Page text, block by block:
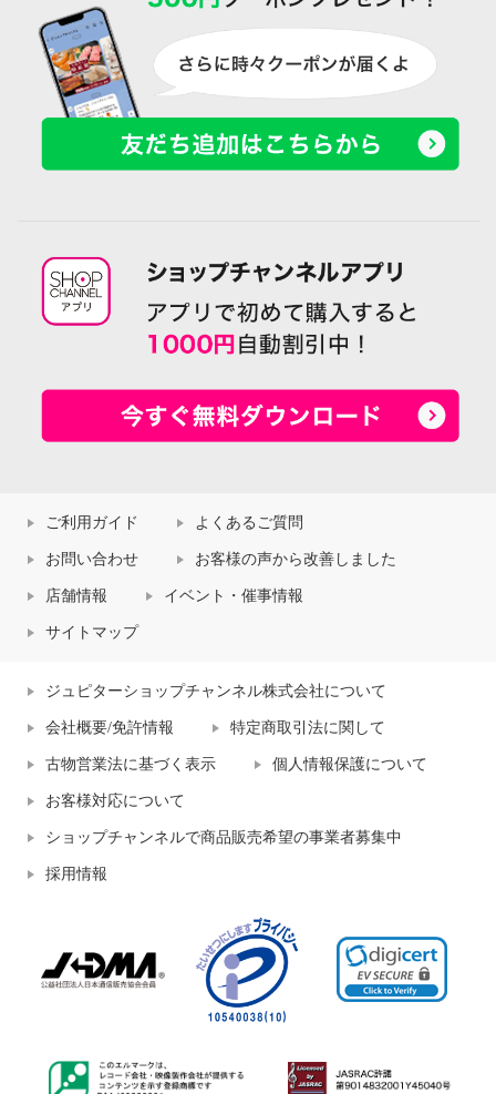
ご利用ガイド よくあるご質問
お問い合わせ お客様の声から改善しました
店舗情報 イベント・催事情報
サイトマップ
ジュピターショップチャンネル株式会社について
会社概要/免許情報 特定商取引法に関して
古物営業法に基づく表示 個人情報保護について
お客様対応について
ショップチャンネルで商品販売希望の事業者募集中
採用情報